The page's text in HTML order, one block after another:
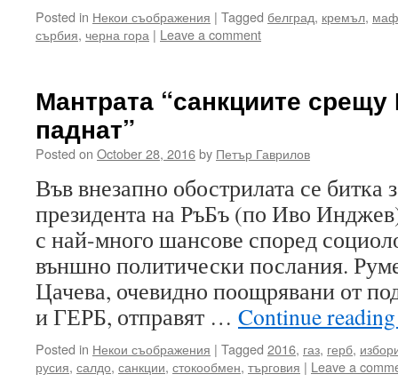
Posted in Некои съображения | Tagged белград, кремъл,
сърбия, черна гора | Leave a comment
Мантрата “санкциите
паднат”
Posted on October 28, 2016by Петър Гаврилов
Във внезапно обострилата се битка
президента на РъБъ (по Иво
с най-много шансове според
външно политически послания.
Цачева, очевидно поощрявани от
и ГЕРБ, отправят … Continue
Posted in Некои съображения | Tagged 2016, газ, герб,
русия, салдо, санкции, стокообмен, търговия | Leave a